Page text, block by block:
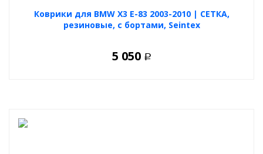
Коврики для BMW X3 E-83 2003-2010 | СЕТКА,
резиновые, с бортами, Seintex
5 050 Р